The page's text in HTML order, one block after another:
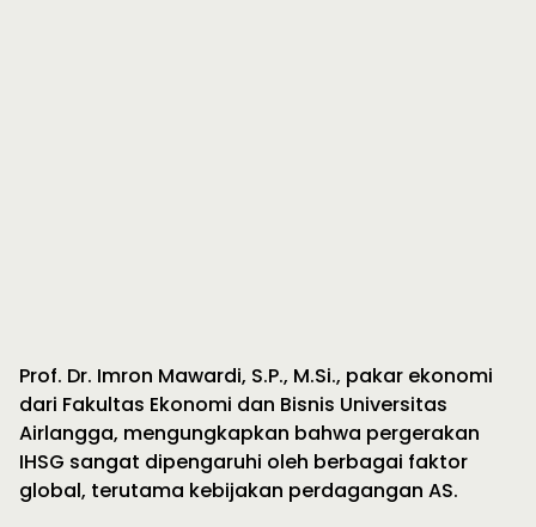
Prof. Dr. Imron Mawardi, S.P., M.Si., pakar ekonomi
dari Fakultas Ekonomi dan Bisnis Universitas
Airlangga, mengungkapkan bahwa pergerakan
IHSG sangat dipengaruhi oleh berbagai faktor
global, terutama kebijakan perdagangan AS.